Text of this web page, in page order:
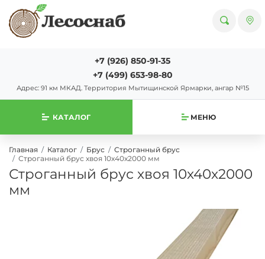
+7 (926) 850-91-35
+7 (499) 653-98-80
Адрес: 91 км МКАД. Территория Мытищинской Ярмарки, ангар №15
КАТАЛОГ МЕНЮ
Главная Каталог Брус
Строганный брус
Строганный брус хвоя 10х40х2000 мм
Строганный брус хвоя 10х40х2000
мм